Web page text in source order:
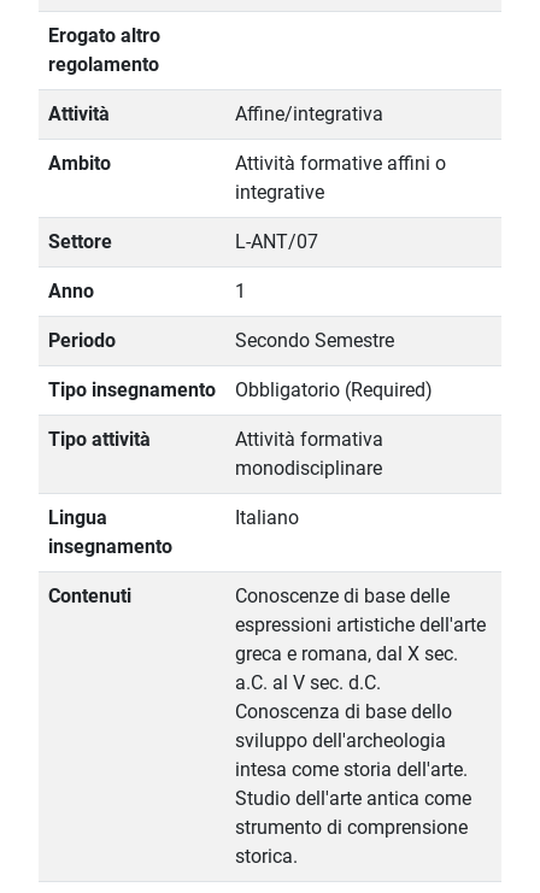
Erogato altro
regolamento
Attività Affine/integrativa
Ambito
Attività formative affini o
integrative
Settore L-ANT/07
Anno 1
Periodo Secondo Semestre
Tipo insegnamento Obbligatorio (Required)
Tipo attività
Attività formativa
monodisciplinare
Lingua
insegnamento
Italiano
Contenuti
Conoscenze di base delle
espressioni artistiche dell'arte
greca e romana, dal X sec.
a.C. al V sec. d.C.
Conoscenza di base dello
sviluppo dell'archeologia
intesa come storia dell'arte.
Studio dell'arte antica come
strumento di comprensione
storica.